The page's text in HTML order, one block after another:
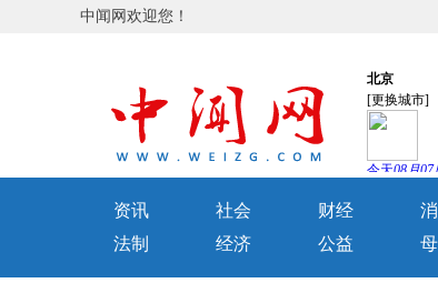
中闻网欢迎您！
资讯 社会 财经
法制
经济 公益